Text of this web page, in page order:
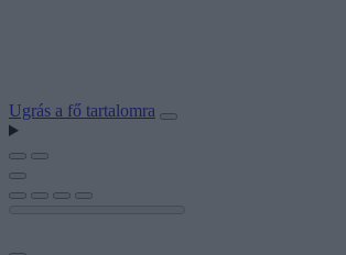
Ugrás a fő tartalomra